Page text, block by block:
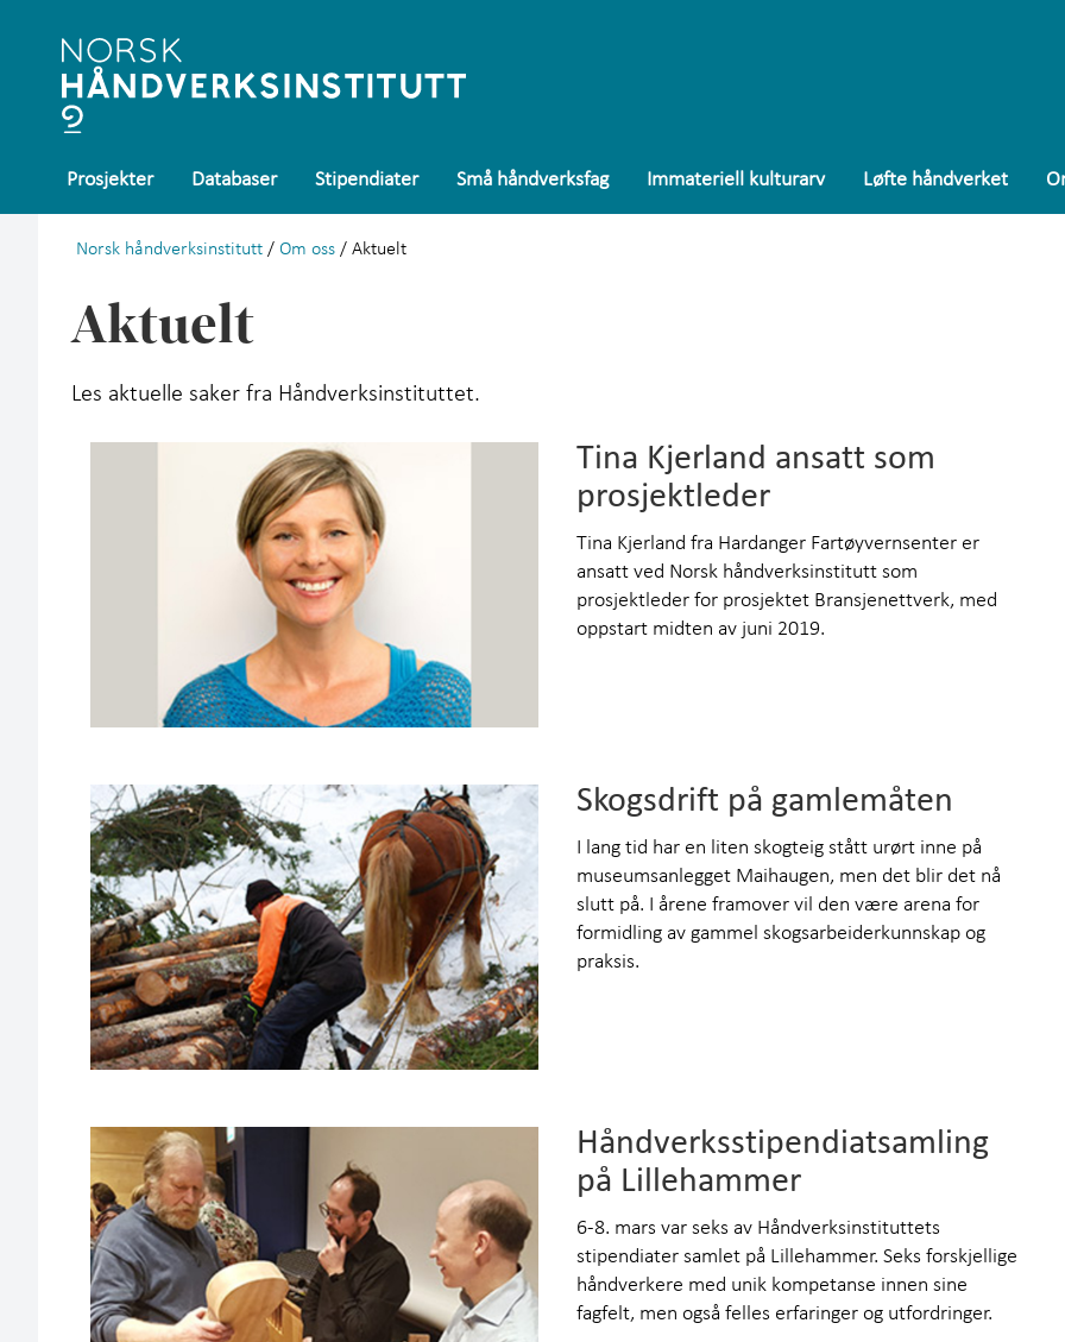
Prosjekter Databaser Stipendiater Små håndverksfag Immateriell kulturarv Løfte håndverket
Norsk håndverksinstitutt / Om oss / Aktuelt
Aktuelt
Les aktuelle saker fra Håndverksinstituttet.
Tina Kjerland ansatt som
prosjektleder
Tina Kjerland fra Hardanger Fartøyvernsenter er
ansatt ved Norsk håndverksinstitutt som
prosjektleder for prosjektet Bransjenettverk, med
oppstart midten av juni 2019.
Skogsdrift på gamlemåten
I lang tid har en liten skogteig stått urørt inne på
museumsanlegget Maihaugen, men det blir det nå
slutt på. I årene framover vil den være arena for
formidling av gammel skogsarbeiderkunnskap og
praksis.
Håndverksstipendiatsamling
på Lillehammer
6-8. mars var seks av Håndverksinstituttets
stipendiater samlet på Lillehammer. Seks forskjellige
håndverkere med unik kompetanse innen sine
fagfelt, men også felles erfaringer og utfordringer.